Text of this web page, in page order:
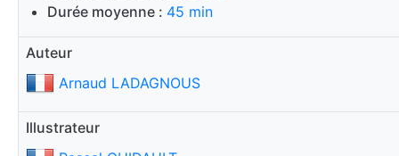
Durée moyenne : 45 min
Auteur
Arnaud LADAGNOUS
Illustrateur